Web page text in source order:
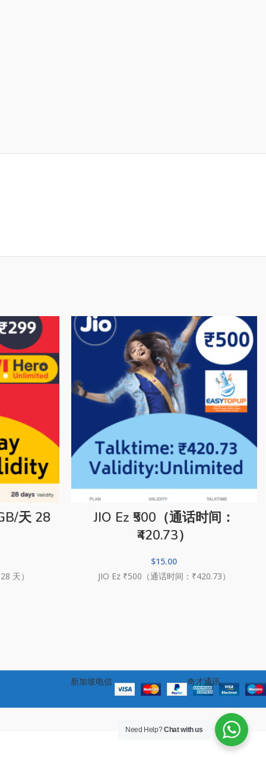
天 28
天）
JIO Ez ₹500（通话时间：
₹420.73）
$15.00
JIO Ez ₹500（通话时间：₹420.73）
新加坡电信 奇才通讯
Need Help?Chat with us